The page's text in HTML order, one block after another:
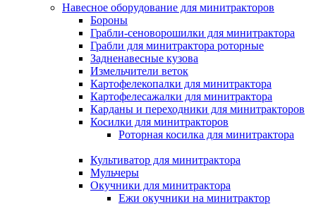
Навесное оборудование для минитракторов
Бороны
Грабли-сеноворошилки для минитрактора
Грабли для минитрактора роторные
Задненавесные кузова
Измельчители веток
Картофелекопалки для минитрактора
Картофелесажалки для минитрактора
Карданы и переходники для минитракторов
Косилки для минитракторов
Роторная косилка для минитрактора
Культиватор для минитрактора
Мульчеры
Окучники для минитрактора
Ежи окучники на минитрактор